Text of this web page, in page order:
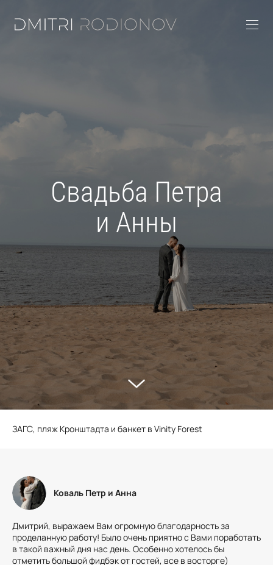
Свадьба Петра
и Анны
ЗАГС, пляж Кронштадта и банкет в Vinity Forest
Коваль Петр и Анна
Дмитрий, выражаем Вам огромную благодарность за
проделанную работу! Было очень приятно с Вами поработать
в такой важный дня нас день. Особенно хотелось бы
отметить большой фидбэк от гостей, все в восторге)